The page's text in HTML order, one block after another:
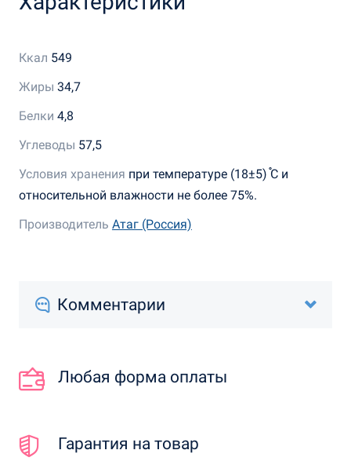
Ккал 549
Жиры 34,7
Белки 4,8
Углеводы 57,5
Условия хранения при температуре (18±5) ֯С и
относительной влажности не более 75%.
Производитель Атаг (Россия)
Комментарии
Любая форма оплаты
Гарантия на товар